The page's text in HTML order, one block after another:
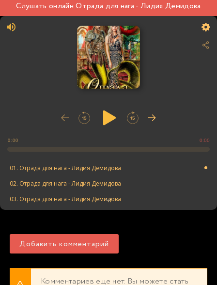
Слушать онлайн Отрада для нага - Лидия Демидова
0:00 0:00
01. Отрада для нага - Лидия Демидова
02. Отрада для нага - Лидия Демидова
03. Отрада для нага - Лидия Демидова
06. Отрада для нага - Лидия Демидова
08. Отрада для нага - Лидия Демидова
Добавить комментарий
Комментариев еще нет. Вы можете стать